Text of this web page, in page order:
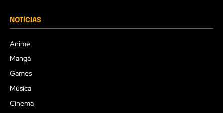
NOTÍCIAS
Anime
Mangá
Games
Música
Cinema